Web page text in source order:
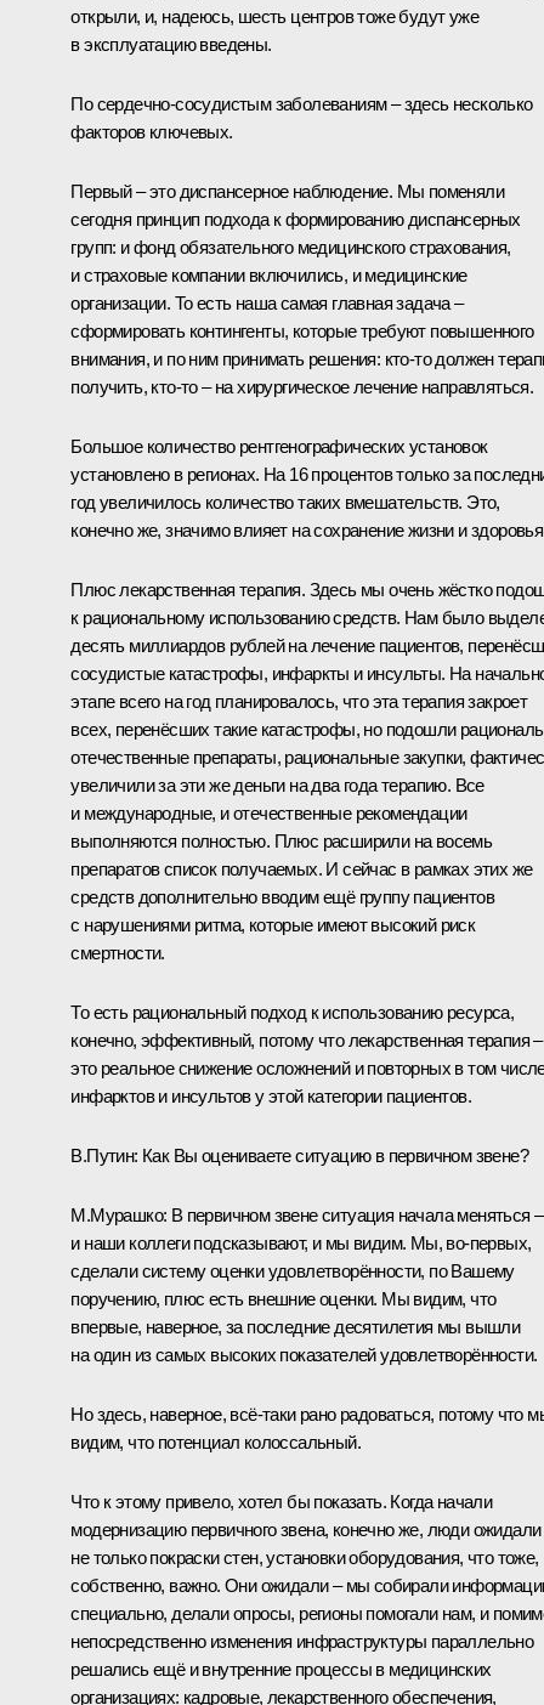
открыли, и, надеюсь, шесть центров тоже будут уже
в эксплуатацию введены.
По сердечно-сосудистым заболеваниям – здесь несколько
факторов ключевых.
Первый – это диспансерное наблюдение. Мы поменяли
сегодня принцип подхода к формированию диспансерных
групп: и фонд обязательного медицинского страхования,
и страховые компании включились, и медицинские
организации. То есть наша самая главная задача –
сформировать контингенты, которые требуют повышенного
внимания, и по ним принимать решения: кто-то должен
получить, кто-то – на хирургическое лечение направляться.
Большое количество рентгенографических установок
установлено в регионах. На 16 процентов только за
год увеличилось количество таких вмешательств. Это,
конечно же, значимо влияет на сохранение жизни и
Плюс лекарственная терапия. Здесь мы очень жёстко
к рациональному использованию средств. Нам было
десять миллиардов рублей на лечение пациентов,
сосудистые катастрофы, инфаркты и инсульты. На
этапе всего на год планировалось, что эта терапия закроет
всех, перенёсших такие катастрофы, но подошли
отечественные препараты, рациональные закупки,
увеличили за эти же деньги на два года терапию. Все
и международные, и отечественные рекомендации
выполняются полностью. Плюс расширили на восемь
препаратов список получаемых. И сейчас в рамках этих же
средств дополнительно вводим ещё группу пациентов
с нарушениями ритма, которые имеют высокий риск
смертности.
То есть рациональный подход к использованию ресурса,
конечно, эффективный, потому что лекарственная терапия –
это реальное снижение осложнений и повторных в том
инфарктов и инсультов у этой категории пациентов.
В.Путин: Как Вы оцениваете ситуацию в первичном звене?
М.Мурашко: В первичном звене ситуация начала меняться –
и наши коллеги подсказывают, и мы видим. Мы, во-первых,
сделали систему оценки удовлетворённости, по Вашему
поручению, плюс есть внешние оценки. Мы видим, что
впервые, наверное, за последние десятилетия мы вышли
на один из самых высоких показателей удовлетворённости.
Но здесь, наверное, всё-таки рано радоваться, потому что
видим, что потенциал колоссальный.
Что к этому привело, хотел бы показать. Когда начали
модернизацию первичного звена, конечно же, люди ожидали
не только покраски стен, установки оборудования, что тоже,
собственно, важно. Они ожидали – мы собирали
специально, делали опросы, регионы помогали нам, и
непосредственно изменения инфраструктуры параллельно
решались ещё и внутренние процессы в медицинских
организациях: кадровые, лекарственного обеспечения,